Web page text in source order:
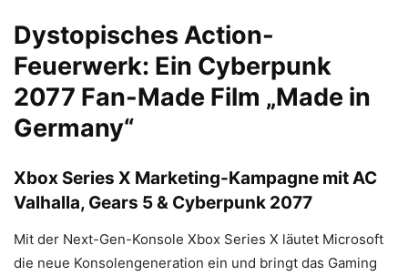
Dystopisches Action-
Feuerwerk: Ein Cyberpunk
2077 Fan-Made Film „Made in
Germany“
Xbox Series X Marketing-Kampagne mit AC
Valhalla, Gears 5 & Cyberpunk 2077
Mit der Next-Gen-Konsole Xbox Series X läutet Microsoft
die neue Konsolengeneration ein und bringt das Gaming